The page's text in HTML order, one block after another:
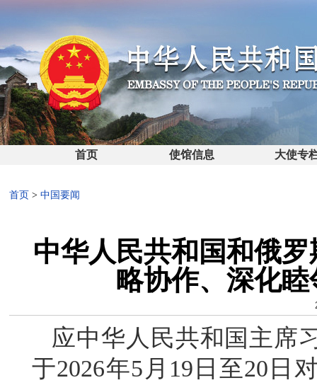
首页 使馆信息 大使专
首页 > 中国要闻
中华人民共和国和俄
略协作、深化
应中华人民共和国主席
于2026年5月19日至20日